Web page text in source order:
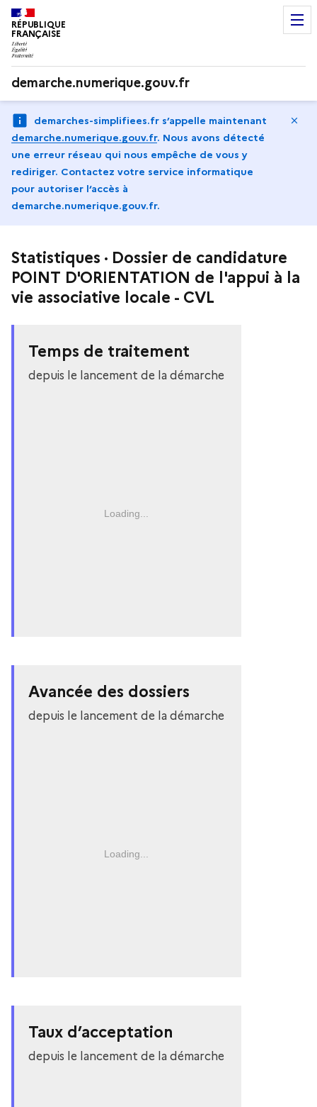
RÉPUBLIQUE
FRANÇAISE
demarche.numerique.gouv.fr
demarches-simplifiees.fr s’appelle maintenant
demarche.numerique.gouv.fr. Nous avons détecté
une erreur réseau qui nous empêche de vous y
rediriger. Contactez votre service informatique
pour autoriser l‘accès à
demarche.numerique.gouv.fr.
Statistiques · Dossier de candidature
POINT D'ORIENTATION de l'appui à la
vie associative locale - CVL
Temps de traitement
depuis le lancement de la démarche
Loading...
Avancée des dossiers
depuis le lancement de la démarche
Loading...
Taux d’acceptation
depuis le lancement de la démarche